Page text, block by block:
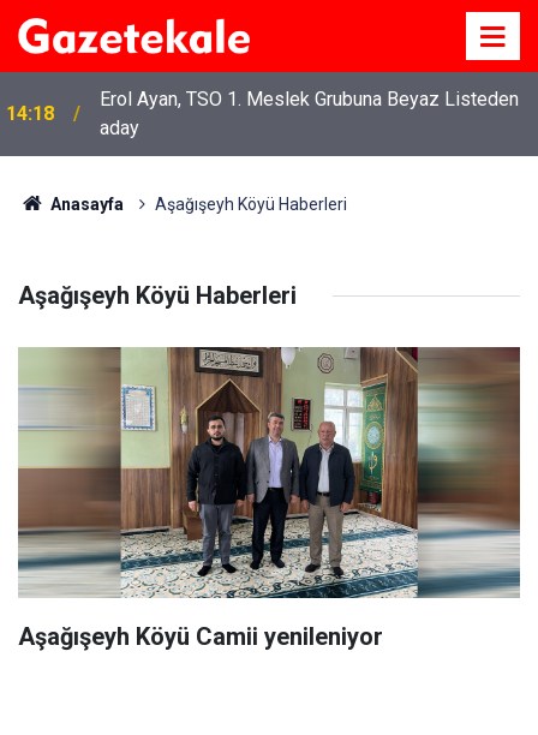
14:18
Erol Ayan, TSO 1. Meslek Grubuna Beyaz Listeden
aday
Anasayfa Aşağışeyh Köyü Haberleri
Aşağışeyh Köyü Haberleri
Aşağışeyh Köyü Camii yenileniyor